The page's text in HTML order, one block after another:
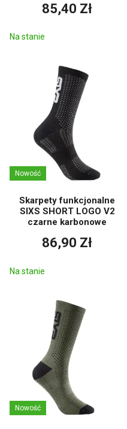
85,40 Zł
Na stanie
Nowość
Skarpety funkcjonalne
SIXS SHORT LOGO V2
czarne karbonowe
86,90 Zł
Na stanie
Nowość